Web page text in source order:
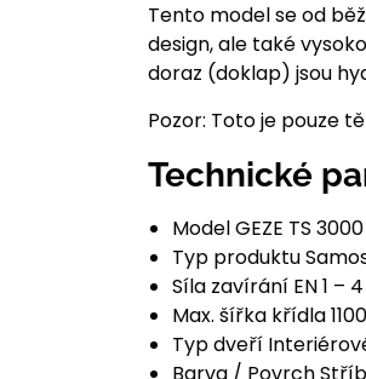
Tento model se od
design, ale také
doraz (doklap) jsou
Pozor: Toto je pouze
Technické
Model GEZE TS
Typ produktu
Síla zavírání EN 1 –
Max. šířka křídla
Typ dveří